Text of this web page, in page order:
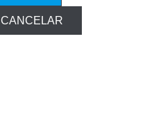
CANCELAR